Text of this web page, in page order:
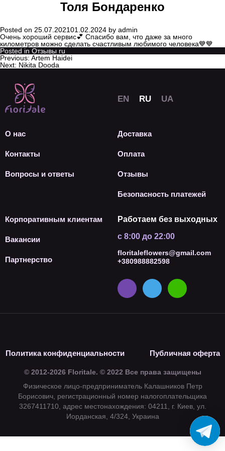
Толя Бондаренко
Posted on 25.07.202101.02.2024 by admin
Очень хороший сервис💕 Спасибо вам, что даже за много
километров можно сделать счастливым любимого человека💙💙
Posted in Отзывы ru
Previous: Artem Haidei
Next: Nikita Dooda
О нас
Контакты
Вопросы и ответы
Доставка
Оплата
Отзывы
Безопасность платежей
Корпоративным клиентам
Вакансии
Партнерство
Работаем без выходных
с 8:00 до 22:00
floritaleflowers@gmail.com
+380988882598
Политика конфиденциальности Публичная оферта
© 2012-2026 Floritale. © 2022 Все права защищены
Физическое лицо-предприниматель Калашников Петр
Борисович, регистрационный номер налогоплательщика
3267411710, адрес местонахождения: 04211, г. Киев, ул.
Иорданская, 4/324, Украина